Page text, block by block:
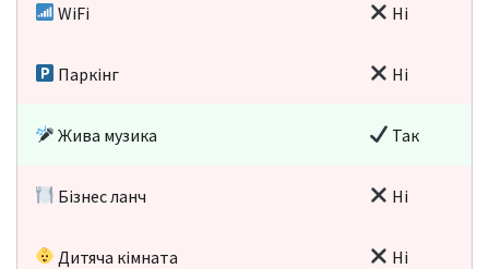
WiFi Ні
Паркінг Ні
Жива музика Так
Бізнес ланч Ні
Дитяча кімната Ні